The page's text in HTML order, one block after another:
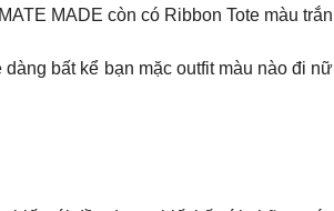
MADE còn có Ribbon Tote màu trắn
bất kể bạn mặc outfit màu nào đi nữ